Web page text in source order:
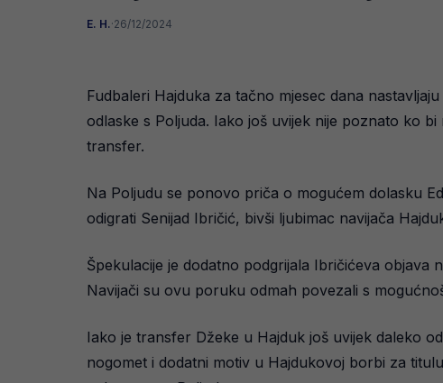
E. H.·26/12/2024
Fudbaleri Hajduka za tačno mjesec dana
odlaske s Poljuda. Iako još uvijek nije poznato ko
transfer.
Na Poljudu se ponovo priča o mogućem dolasku
odigrati Senijad Ibričić, bivši ljubimac navijača
Špekulacije je dodatno podgrijala Ibričićeva objava
Navijači su ovu poruku odmah povezali s
Iako je transfer Džeke u Hajduk još uvijek daleko
nogomet i dodatni motiv u Hajdukovoj borbi za